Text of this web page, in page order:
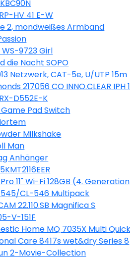
HV 41 E-W
2, mondweißes Armband
9723 Girl
die Nacht SOPO
Netzwerk, CAT-5e, U/UTP 15m
217056 CO INNO.CLEAR IPH 13
D552E-K
Pad Switch
Milkshake
Man
Anhänger
11" Wi-Fi 128GB (4. Generation)
CL-546 Multipack
22.110.SB Magnifica S
V-151F
Home MQ 7035X Multi Quick 7
Care 8417s wet&dry Series 8
2-Movie-Collection